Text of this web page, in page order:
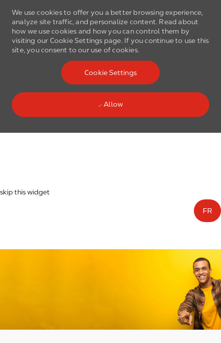
We use cookies to offer you a better browsing experience,
analyze site traffic, and personalize content. Read about
how we use cookies and how you can control them by
visiting our Cookie Settings page. If you continue to use this
site, you consent to our use of cookies.
Cookie Settings
Allow
Skip to main content
skip this widget
FR